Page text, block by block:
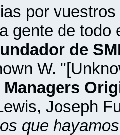
por
gente de todo
de
W.
Joseph
que